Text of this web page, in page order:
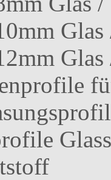
Glas
Glas